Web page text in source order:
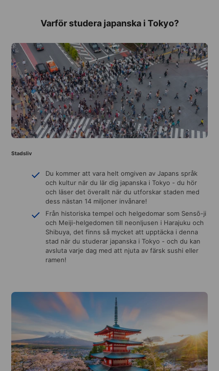
Varför studera japanska i Tokyo?
Stadsliv
Du kommer att vara helt omgiven av Japans språk
och kultur när du lär dig japanska i Tokyo - du hör
och läser det överallt när du utforskar staden med
dess nästan 14 miljoner invånare!
Från historiska tempel och helgedomar som Sensō-ji
och Meiji-helgedomen till neonljusen i Harajuku och
Shibuya, det finns så mycket att upptäcka i denna
stad när du studerar japanska i Tokyo - och du kan
avsluta varje dag med att njuta av färsk sushi eller
ramen!